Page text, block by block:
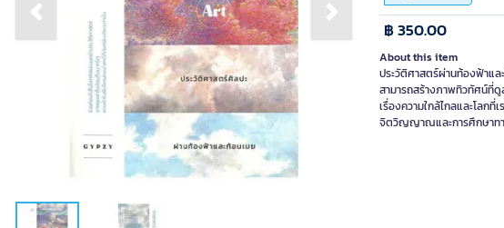
Previous slide Next slide฿ 350.00
About this item
ประวัติศาสตร์ผ่านท้องฟ้าแ
สามารถสร้างภาพทิวทัศน์ที่ดู
เรื่องความใกล้ไกลและโล
จิตวิญญาณและการศึกษาทา